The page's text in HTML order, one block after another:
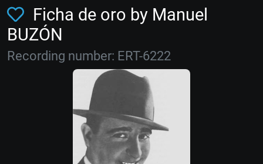
Ficha de oro by Manuel
BUZÓN
Recording number: ERT-6222